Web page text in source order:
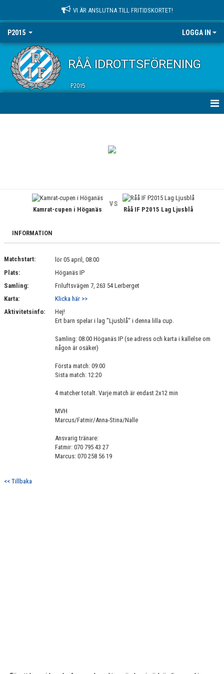
VI ÄR ANSLUTNA TILL FRITIDSKORTET!
P2015 LOGGA IN
RÅÅ IDROTTSFÖRENING
P2015
BILDGALLERI
KONTAKT
Kamrat-cupen i Höganäs
vs
Råå IF P2015 Lag Ljusblå
INFORMATION
Matchstart:
lör 05 april, 08:00
Plats:
Höganäs IP
Samling:
Friluftsvägen 7, 263 54 Lerberget
Karta:
Klicka här >>
Aktivitetsinfo:
Hej!
Ert barn spelar i lag "Ljusblå" i denna lilla cup.
Samling: 08:00 Höganäs IP (se adress och karta i kallelse om
någon är osäker)
Första match: 09:00
Sista match: 12:20
4 matcher totalt. Varje match är endast 2x12 min
MVH
Marcus/Fatmir/Anna-Stina/Nalle
Ansvarig tränare:
Fatmir: 070 795 43 27
Marcus: 070 258 56 19
<< Tillbaka